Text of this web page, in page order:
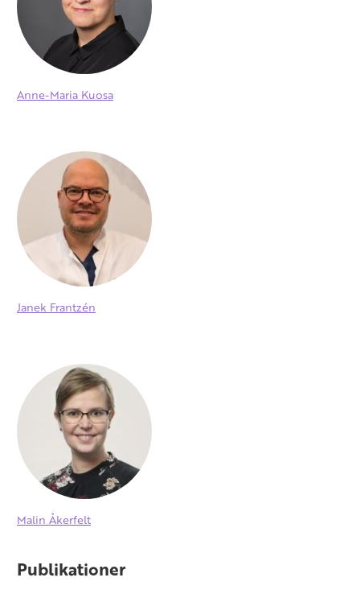
Anne-Maria Kuosa
Janek Frantzén
Malin Åkerfelt
Publikationer